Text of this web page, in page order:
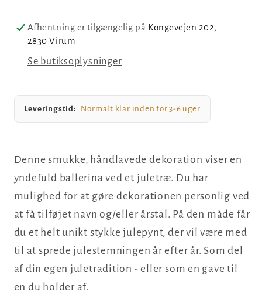
045
045
Afhentning er tilgængelig på Kongevejen 202,
2830 Virum
Se butiksoplysninger
Leveringstid: Normalt klar inden for 3-6 uger
Denne smukke, håndlavede dekoration viser en
yndefuld ballerina ved et juletræ. Du har
mulighed for at gøre dekorationen personlig ved
at få tilføjet navn og/eller årstal. På den måde får
du et helt unikt stykke julepynt, der vil være med
til at sprede julestemningen år efter år. Som del
af din egen juletradition - eller som en gave til
en du holder af.